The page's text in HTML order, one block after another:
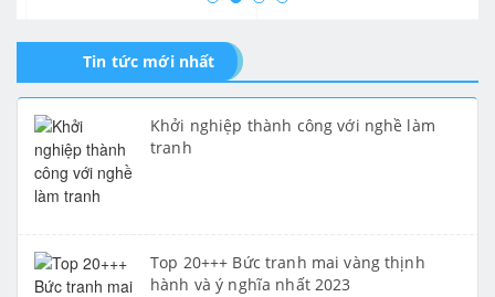
Tin tức mới nhất
Khởi nghiệp thành công với nghề làm
tranh
Top 20+++ Bức tranh mai vàng thịnh
hành và ý nghĩa nhất 2023